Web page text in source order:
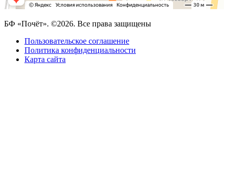
БФ «Почёт». ©2026. Все права защищены
Пользовательское соглашение
Политика конфиденциальности
Карта сайта